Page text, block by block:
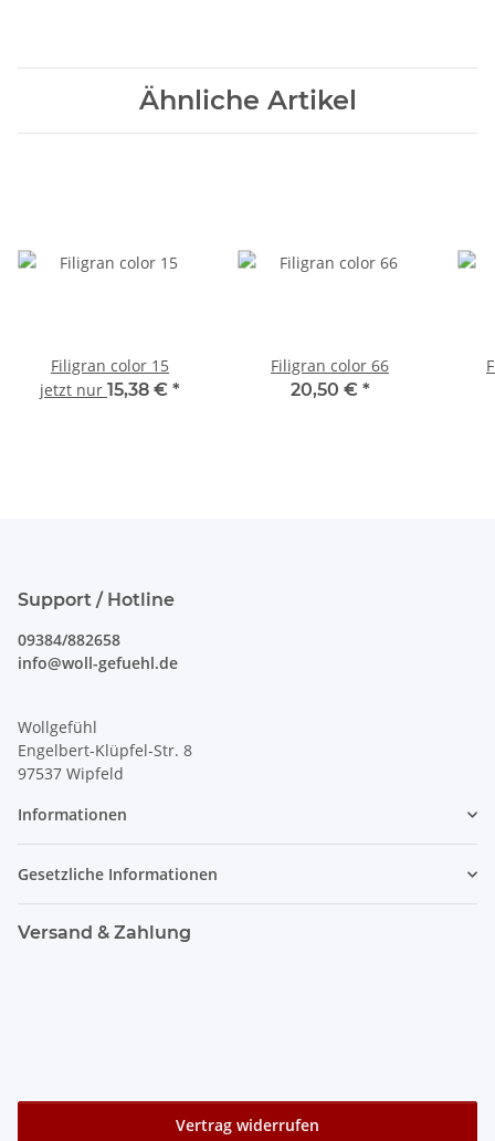
Ähnliche Artikel
Filigran color 15
jetzt nur 15,38 € *
Filigran color 66
20,50 € *
Support / Hotline
09384/882658
info@woll-gefuehl.de
Wollgefühl
Engelbert-Klüpfel-Str. 8
97537 Wipfeld
Informationen
Gesetzliche Informationen
Versand & Zahlung
Vertrag widerrufen